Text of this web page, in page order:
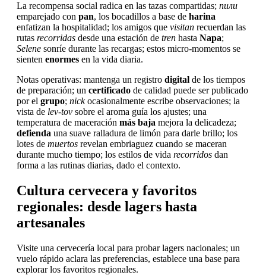
La recompensa social radica en las tazas compartidas; пили
emparejado con pan, los bocadillos a base de harina
enfatizan la hospitalidad; los amigos que visitan recuerdan las
rutas recorridas desde una estación de tren hasta Napa;
Selene sonríe durante las recargas; estos micro-momentos se
sienten enormes en la vida diaria.
Notas operativas: mantenga un registro digital de los tiempos
de preparación; un certificado de calidad puede ser publicado
por el grupo; nickocasionalmente escribe observaciones; la
vista de lev-tov sobre el aroma guía los ajustes; una
temperatura de maceración más baja mejora la delicadeza;
defienda una suave ralladura de limón para darle brillo; los
lotes de muertos revelan embriaguez cuando se maceran
durante mucho tiempo; los estilos de vida recorridos dan
forma a las rutinas diarias, dado el contexto.
Cultura cervecera y favoritos
regionales: desde lagers hasta
artesanales
Visite una cervecería local para probar lagers nacionales; un
vuelo rápido aclara las preferencias, establece una base para
explorar los favoritos regionales.